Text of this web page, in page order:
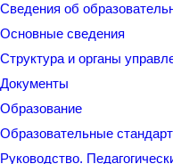
Сведения об
Основные сведения
Структура и органы
Документы
Образование
Образовательные
Руководство.